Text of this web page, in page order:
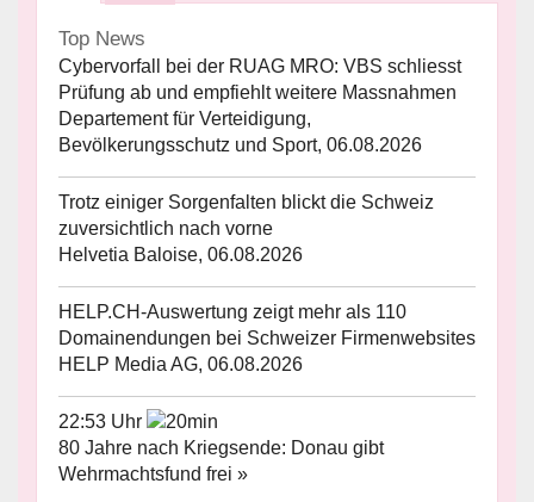
Top News
Cybervorfall bei der RUAG MRO: VBS schliesst
Prüfung ab und empfiehlt weitere Massnahmen
Departement für Verteidigung,
Bevölkerungsschutz und Sport, 06.08.2026
Trotz einiger Sorgenfalten blickt die Schweiz
zuversichtlich nach vorne
Helvetia Baloise, 06.08.2026
HELP.CH-Auswertung zeigt mehr als 110
Domainendungen bei Schweizer Firmenwebsites
HELP Media AG, 06.08.2026
22:53 Uhr
80 Jahre nach Kriegsende: Donau gibt
Wehrmachtsfund frei »